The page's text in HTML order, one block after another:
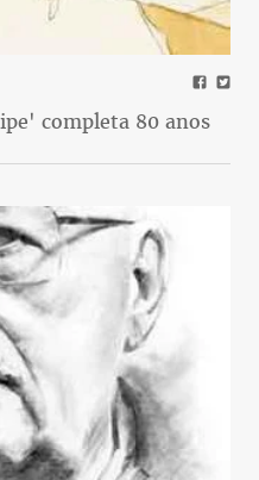
completa 80 anos